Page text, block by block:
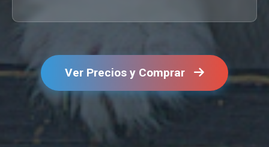
Ver Precios y Comprar